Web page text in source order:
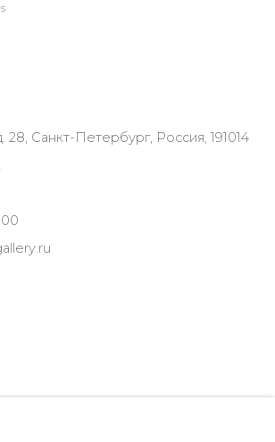
28, Санкт-Петербург, Россия, 191014